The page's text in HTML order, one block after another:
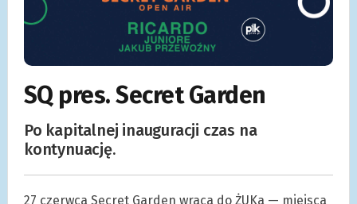
SQ pres. Secret Garden
Po kapitalnej inauguracji czas na
kontynuację.
27 czerwca Secret Garden wraca do ŻUKa — miejsca